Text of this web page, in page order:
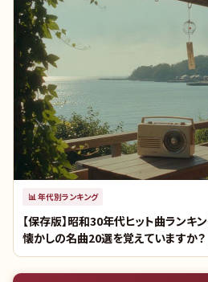
📊 年代別ランキング
【保存版】昭和30年代ヒット曲ランキ
懐かしの名曲20選を覚えていますか